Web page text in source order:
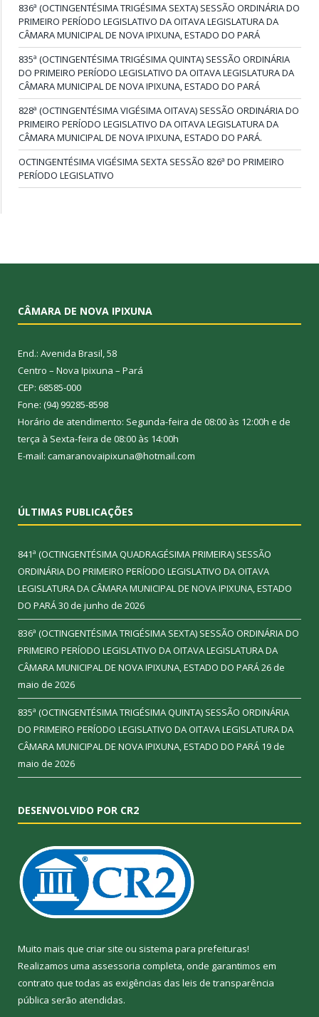
836ª (OCTINGENTÉSIMA TRIGÉSIMA SEXTA) SESSÃO ORDINÁRIA DO
PRIMEIRO PERÍODO LEGISLATIVO DA OITAVA LEGISLATURA DA
CÂMARA MUNICIPAL DE NOVA IPIXUNA, ESTADO DO PARÁ
835ª (OCTINGENTÉSIMA TRIGÉSIMA QUINTA) SESSÃO ORDINÁRIA
DO PRIMEIRO PERÍODO LEGISLATIVO DA OITAVA LEGISLATURA DA
CÂMARA MUNICIPAL DE NOVA IPIXUNA, ESTADO DO PARÁ
828ª (OCTINGENTÉSIMA VIGÉSIMA OITAVA) SESSÃO ORDINÁRIA DO
PRIMEIRO PERÍODO LEGISLATIVO DA OITAVA LEGISLATURA DA
CÂMARA MUNICIPAL DE NOVA IPIXUNA, ESTADO DO PARÁ.
OCTINGENTÉSIMA VIGÉSIMA SEXTA SESSÃO 826ª DO PRIMEIRO
PERÍODO LEGISLATIVO
CÂMARA DE NOVA IPIXUNA
End.: Avenida Brasil, 58
Centro – Nova Ipixuna – Pará
CEP: 68585-000
Fone: (94) 99285-8598
Horário de atendimento: Segunda-feira de 08:00 às 12:00h e de
terça à Sexta-feira de 08:00 às 14:00h
E-mail: camaranovaipixuna@hotmail.com
ÚLTIMAS PUBLICAÇÕES
841ª (OCTINGENTÉSIMA QUADRAGÉSIMA PRIMEIRA) SESSÃO
ORDINÁRIA DO PRIMEIRO PERÍODO LEGISLATIVO DA OITAVA
LEGISLATURA DA CÂMARA MUNICIPAL DE NOVA IPIXUNA, ESTADO
DO PARÁ30 de junho de 2026
836ª (OCTINGENTÉSIMA TRIGÉSIMA SEXTA) SESSÃO ORDINÁRIA DO
PRIMEIRO PERÍODO LEGISLATIVO DA OITAVA LEGISLATURA DA
CÂMARA MUNICIPAL DE NOVA IPIXUNA, ESTADO DO PARÁ26 de
maio de 2026
835ª (OCTINGENTÉSIMA TRIGÉSIMA QUINTA) SESSÃO ORDINÁRIA
DO PRIMEIRO PERÍODO LEGISLATIVO DA OITAVA LEGISLATURA DA
CÂMARA MUNICIPAL DE NOVA IPIXUNA, ESTADO DO PARÁ 19 de
maio de 2026
DESENVOLVIDO POR CR2
Muito mais que criar site ou sistema para prefeituras!
Realizamos uma assessoria completa, onde garantimos em
contrato que todas as exigências das leis de transparência
pública serão atendidas.